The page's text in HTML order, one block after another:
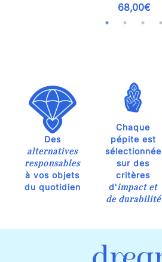
68,00€
Des
alternatives
responsables
à vos objets
du quotidien
Chaque
pépite est
sélectionnée
sur des
critères
d'impact et
de durabilité